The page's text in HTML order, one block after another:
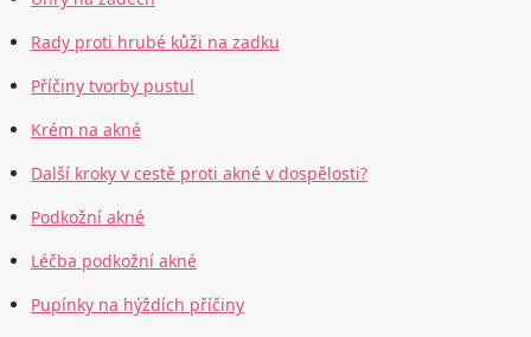
Rady proti hrubé kůži na zadku
Příčiny tvorby pustul
Krém na akné
Další kroky v cestě proti akné v dospělosti?
Podkožní akné
Léčba podkožní akné
Pupínky na hýždích příčiny